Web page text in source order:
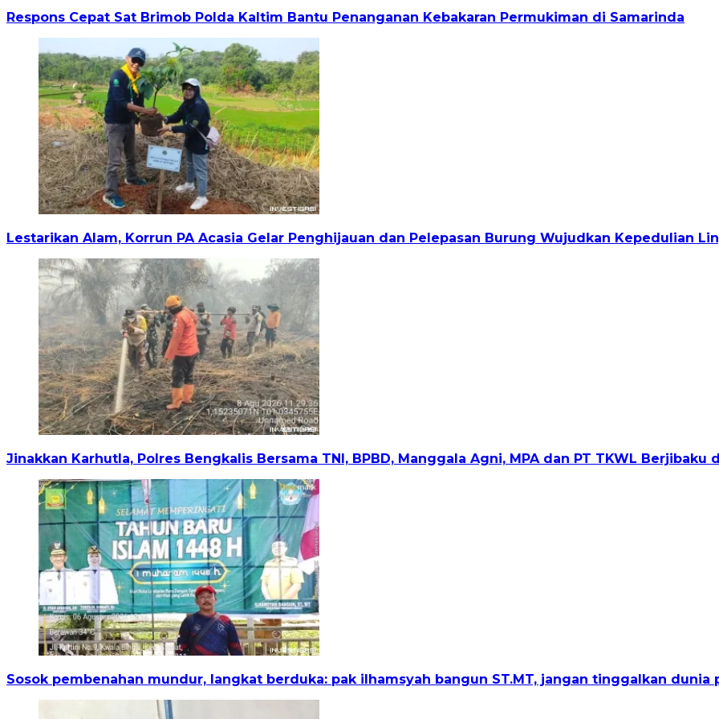
Respons Cepat Sat Brimob Polda Kaltim Bantu Penanganan Kebakaran Permukiman di Samarinda
Lestarikan Alam, Korrun PA Acasia Gelar Penghijauan dan Pelepasan Burung Wujudkan Kepedulian
Jinakkan Karhutla, Polres Bengkalis Bersama TNI, BPBD, Manggala Agni, MPA dan PT TKWL Berjibaku
Sosok pembenahan mundur, langkat berduka: pak ilhamsyah bangun ST.MT, jangan tinggalkan dunia